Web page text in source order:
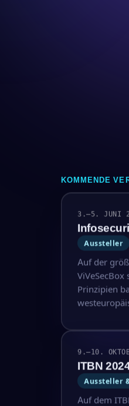
KOMMENDE
3.–5. JUNI
Aussteller
Auf der
Prinzipien
9.–10.
ITBN
Aussteller
Auf dem